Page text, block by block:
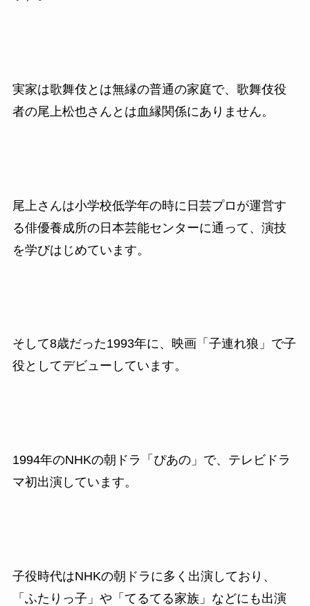
実家は歌舞伎とは無縁の普通の家庭で、歌舞伎役
者の尾上松也さんとは血縁関係にありません。
尾上さんは小学校低学年の時に日芸プロが運営す
る俳優養成所の日本芸能センターに通って、演技
を学びはじめています。
そして8歳だった1993年に、映画「子連れ狼」で子
役としてデビューしています。
1994年のNHKの朝ドラ「ぴあの」で、テレビドラ
マ初出演しています。
子役時代はNHKの朝ドラに多く出演しており、
「ふたりっ子」や「てるてる家族」などにも出演